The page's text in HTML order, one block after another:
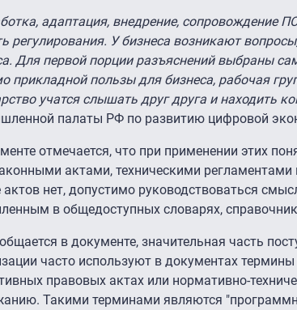
адаптация, внедрение, сопровождение
регулирования. У бизнеса возникают
Для первой порции разъяснений выбраны
прикладной пользы для бизнеса, рабочая
учатся слышать друг друга и находить
палаты РФ по развитию цифровой
отмечается, что при применении этих
актами, техническими
актов нет, допустимо руководствоваться
в общедоступных словарях,
в документе, значительная часть
часто используют в документах
правовых актах или нормативно-
Такими терминами являются